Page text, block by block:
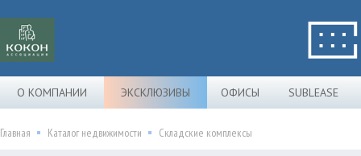
О КОМПАНИИ ЭКСКЛЮЗИВЫ ОФИСЫ SUBLEASE
Главная Каталог недвижимости Складские комплексы